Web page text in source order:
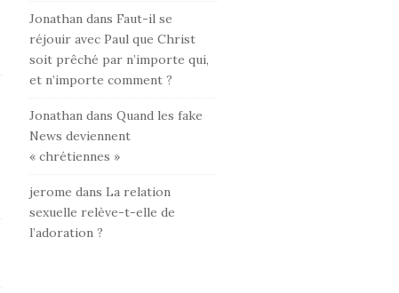
Jonathan dans Faut-il se
réjouir avec Paul que Christ
soit prêché par n’importe qui,
et n’importe comment ?
Jonathan dansQuand les fake
News deviennent
« chrétiennes »
jerome dans La relation
sexuelle relève-t-elle de
l’adoration ?